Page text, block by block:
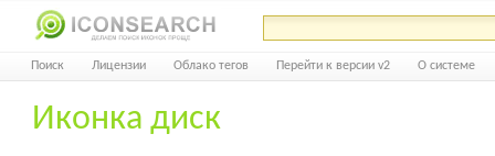
Поиск Лицензии Облако тегов Перейти к версии v2 О системе
Иконка диск